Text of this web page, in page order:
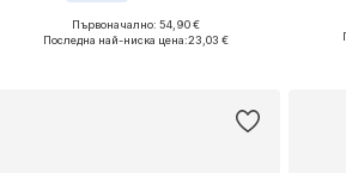
Предлага се в много размери
Първоначално: 54,90 €
Последна най-ниска цена:23,03 €